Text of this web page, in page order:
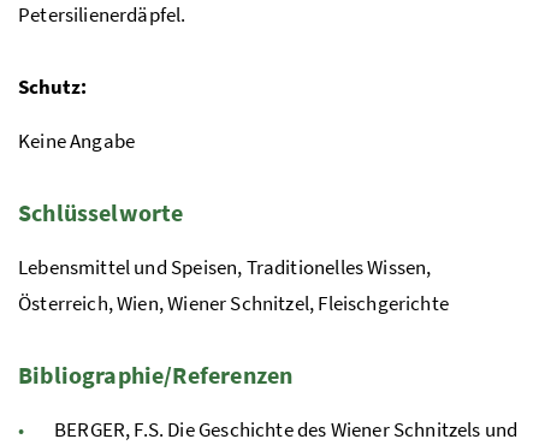
Petersilienerdäpfel.
Schutz:
Keine Angabe
Schlüsselworte
Lebensmittel und Speisen, Traditionelles Wissen,
Österreich, Wien, Wiener Schnitzel, Fleischgerichte
Bibliographie/Referenzen
BERGER, F.S. Die Geschichte des Wiener Schnitzels und